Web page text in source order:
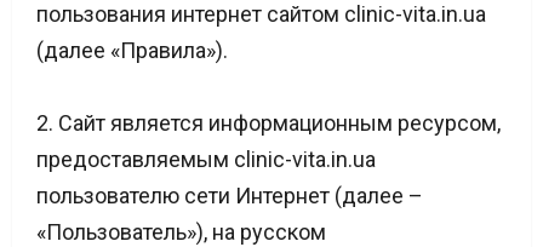
пользования интернет сайтом clinic-vita.in.ua
(далее «Правила»).
2. Сайт является информационным ресурсом,
предоставляемым clinic-vita.in.ua
пользователю сети Интернет (далее –
«Пользователь»), на русском